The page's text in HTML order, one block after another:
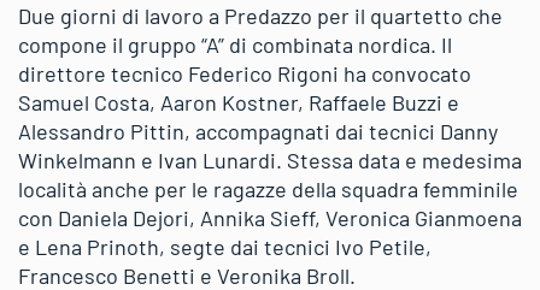
Due giorni di lavoro a Predazzo per il quartetto che
compone il gruppo “A” di combinata nordica. Il
direttore tecnico Federico Rigoni ha convocato
Samuel Costa, Aaron Kostner, Raffaele Buzzi e
Alessandro Pittin, accompagnati dai tecnici Danny
Winkelmann e Ivan Lunardi. Stessa data e medesima
località anche per le ragazze della squadra femminile
con Daniela Dejori, Annika Sieff, Veronica Gianmoena
e Lena Prinoth, segte dai tecnici Ivo Petile,
Francesco Benetti e Veronika Broll.